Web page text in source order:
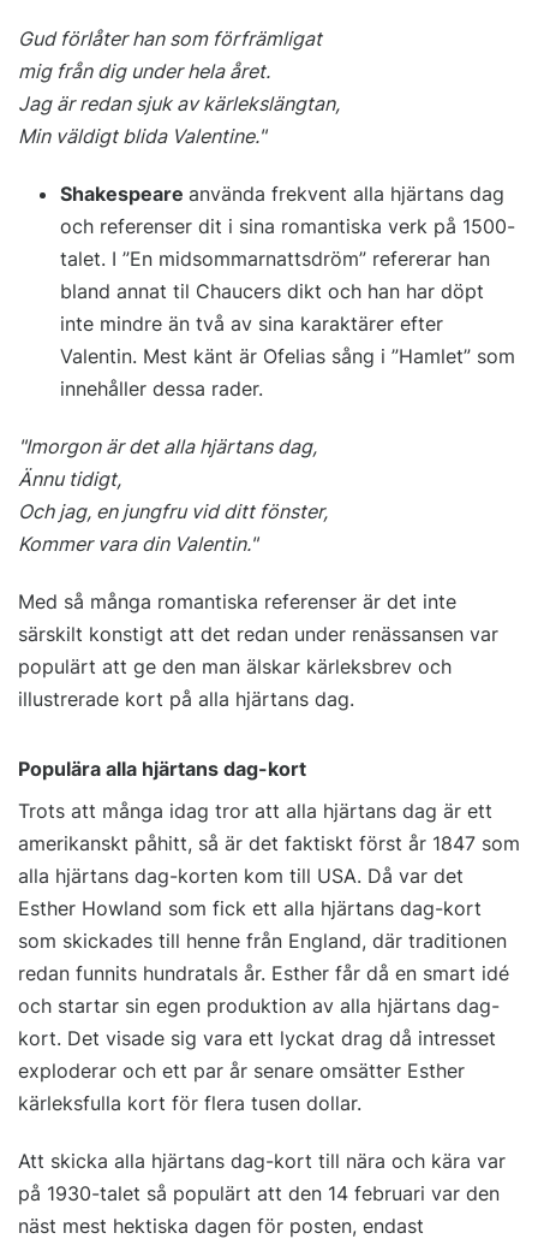
Gud förlåter han som förfrämligat
mig från dig under hela året.
Jag är redan sjuk av kärlekslängtan,
Min väldigt blida Valentine."
Shakespeare använda frekvent alla hjärtans dag
och referenser dit i sina romantiska verk på 1500-
talet. I ”En midsommarnattsdröm” refererar han
bland annat til Chaucers dikt och han har döpt
inte mindre än två av sina karaktärer efter
Valentin. Mest känt är Ofelias sång i ”Hamlet” som
innehåller dessa rader.
"Imorgon är det alla hjärtans dag,
Ännu tidigt,
Och jag, en jungfru vid ditt fönster,
Kommer vara din Valentin."
Med så många romantiska referenser är det inte
särskilt konstigt att det redan under renässansen var
populärt att ge den man älskar kärleksbrev och
illustrerade kort på alla hjärtans dag.
Populära alla hjärtans dag-kort
Trots att många idag tror att alla hjärtans dag är ett
amerikanskt påhitt, så är det faktiskt först år 1847 som
alla hjärtans dag-korten kom till USA. Då var det
Esther Howland som fick ett alla hjärtans dag-kort
som skickades till henne från England, där traditionen
redan funnits hundratals år. Esther får då en smart idé
och startar sin egen produktion av alla hjärtans dag-
kort. Det visade sig vara ett lyckat drag då intresset
exploderar och ett par år senare omsätter Esther
kärleksfulla kort för flera tusen dollar.
Att skicka alla hjärtans dag-kort till nära och kära var
på 1930-talet så populärt att den 14 februari var den
näst mest hektiska dagen för posten, endast